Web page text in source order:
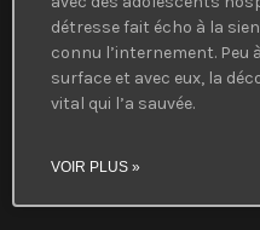
détresse fait écho à la
connu l’internement. Peu
surface et avec eux, la
vital qui l’a sauvée.
VOIR PLUS »